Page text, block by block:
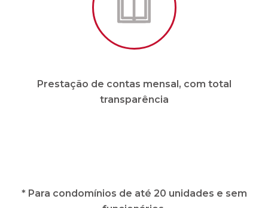
* Para condomínios de até 20 unidades e sem